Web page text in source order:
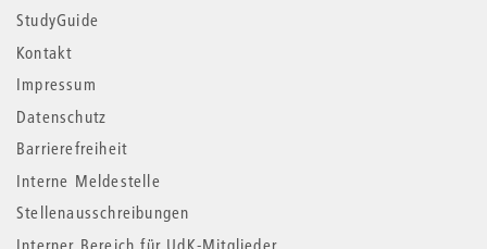
StudyGuide
Kontakt
Impressum
Datenschutz
Barrierefreiheit
Interne Meldestelle
Stellenausschreibungen
Interner Bereich für UdK-Mitglieder